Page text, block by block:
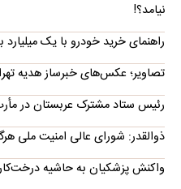
نیامد؟!
راهنمای خرید خودرو با یک میلیارد
تصاویر؛ عکس‌های خبرساز هدیه
رئیس ستاد مشترک عربستان در
ذوالقدر: شورای عالی امنیت ملی
واکنش پزشکیان به حاشیه